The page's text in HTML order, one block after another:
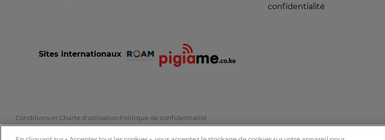
confidentialité
Sites internationaux
Conditions et Charte d'utilisationPolitique de confidentialité